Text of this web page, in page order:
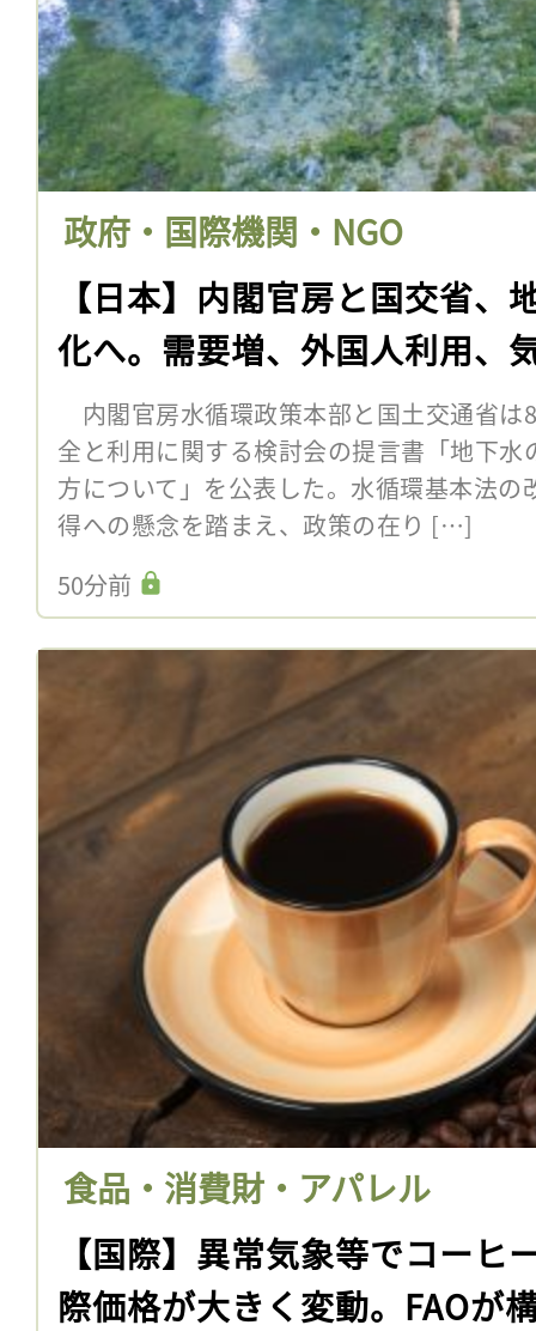
政府・国際機関・NGO
【日本】内閣官房と国交省、
化へ。需要増、外国人利用、
内閣官房水循環政策本部と国土交通省は
全と利用に関する検討会の提言書「地下
方について」を公表した。水循環基本法の
得への懸念を踏まえ、政策の在り […]
50分前
食品・消費財・アパレル
【国際】異常気象等でコーヒ
際価格が大きく変動。FAOが